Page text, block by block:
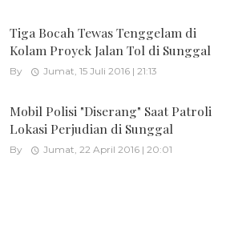
Tiga Bocah Tewas Tenggelam di
Kolam Proyek Jalan Tol di Sunggal
By Jumat, 15 Juli 2016 | 21:13
Mobil Polisi "Diserang" Saat Patroli
Lokasi Perjudian di Sunggal
By Jumat, 22 April 2016 | 20:01